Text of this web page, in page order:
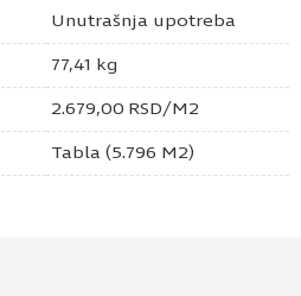
Unutrašnja upotreba
77,41 kg
2.679,00 RSD/M2
Tabla (5.796 M2)